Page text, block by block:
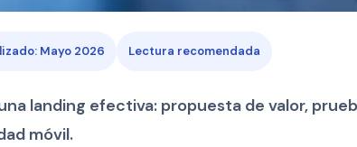
Mayo 2026 Lectura recomendada
landing efectiva: propuesta de valor,
móvil.